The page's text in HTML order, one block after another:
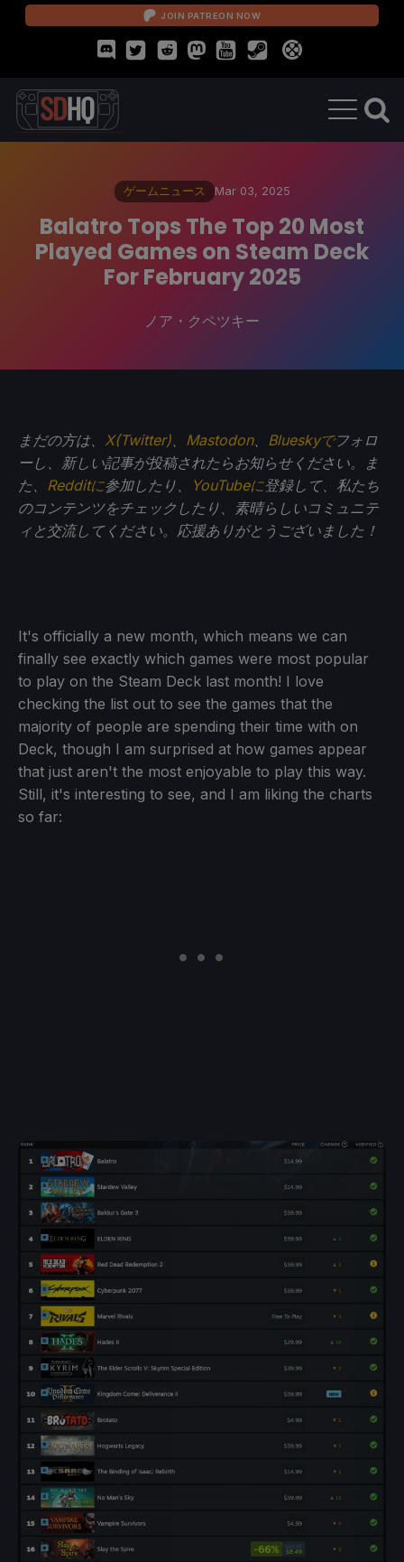
JOIN PATREON NOW
ゲームニュース Mar 03, 2025
Balatro Tops The Top 20 Most
Played Games on Steam Deck
For February 2025
ノア・クペツキー
まだの方は、 X(Twitter) Mastodon、 Blueskyでフォロ
ーし、新しい記事が投稿されたらお知らせください。ま
た、 Redditに参加したり、 YouTubeに登録して、私たち
のコンテンツをチェックしたり、素晴らしいコミュニテ
ィと交流してください。応援ありがとうございました！
It's officially a new month, which means we can
finally see exactly which games were most popular
to play on the Steam Deck last month! I love
checking the list out to see the games that the
majority of people are spending their time with on
Deck, though I am surprised at how games appear
that just aren't the most enjoyable to play this way.
Still, it's interesting to see, and I am liking the charts
so far: